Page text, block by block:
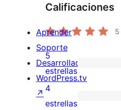
Calificaciones
5
13
valoraciones
de
5
estrellas
0
4
estrellas
Aprender
Soporte
Desarrolladores
WordPress.tv
↗